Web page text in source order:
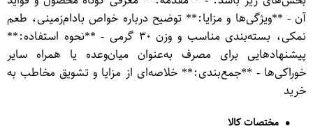
آن - **ویژگی‌ها و مزایا:** توضیح درباره خواص بادام‌زمینی، طعم
نمکی، بسته‌بندی مناسب و وزن ۳۰ گرمی - **نحوه استفاده:**
پیشنهادهایی برای مصرف به‌عنوان میان‌وعده یا همراه سایر
خوراکی‌ها - **جمع‌بندی:** خلاصه‌ای از مزایا و تشویق مخاطب به
خرید
مختصات کالا